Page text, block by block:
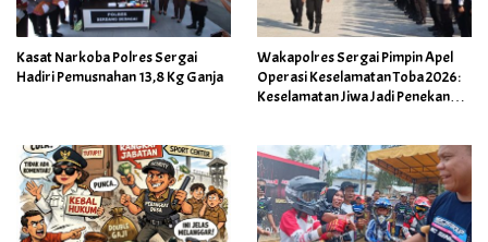
Kasat Narkoba Polres Sergai
Hadiri Pemusnahan 13,8 Kg Ganja
Wakapolres Sergai Pimpin Apel
Operasi Keselamatan Toba 2026:
Keselamatan Jiwa Jadi Penekanan